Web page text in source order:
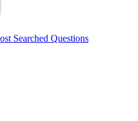
Searched Questions